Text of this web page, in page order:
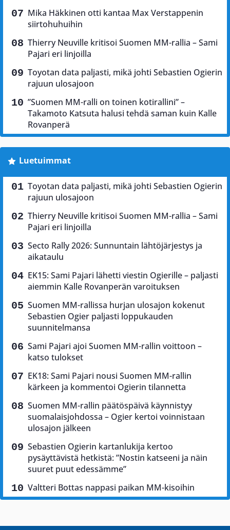
Mika Häkkinen otti kantaa Max Verstappenin
siirtohuhuihin
Thierry Neuville kritisoi Suomen MM-rallia – Sami
Pajari eri linjoilla
Toyotan data paljasti, mikä johti Sebastien Ogierin
rajuun ulosajoon
”Suomen MM-ralli on toinen kotirallini” –
Takamoto Katsuta halusi tehdä saman kuin Kalle
Rovanperä
Luetuimmat
Toyotan data paljasti, mikä johti Sebastien Ogierin
rajuun ulosajoon
Thierry Neuville kritisoi Suomen MM-rallia – Sami
Pajari eri linjoilla
Secto Rally 2026: Sunnuntain lähtöjärjestys ja
aikataulu
EK15: Sami Pajari lähetti viestin Ogierille – paljasti
aiemmin Kalle Rovanperän varoituksen
Suomen MM-rallissa hurjan ulosajon kokenut
Sebastien Ogier paljasti loppukauden
suunnitelmansa
Sami Pajari ajoi Suomen MM-rallin voittoon –
katso tulokset
EK18: Sami Pajari nousi Suomen MM-rallin
kärkeen ja kommentoi Ogierin tilannetta
Suomen MM-rallin päätöspäivä käynnistyy
suomalaisjohdossa – Ogier kertoi voinnistaan
ulosajon jälkeen
Sebastien Ogierin kartanlukija kertoo
pysäyttävistä hetkistä: ”Nostin katseeni ja näin
suuret puut edessämme”
Valtteri Bottas nappasi paikan MM-kisoihin